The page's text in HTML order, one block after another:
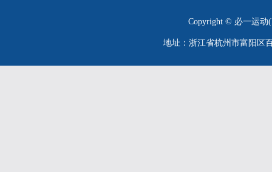
Copyright © 必一运动
地址：浙江省杭州市富阳区